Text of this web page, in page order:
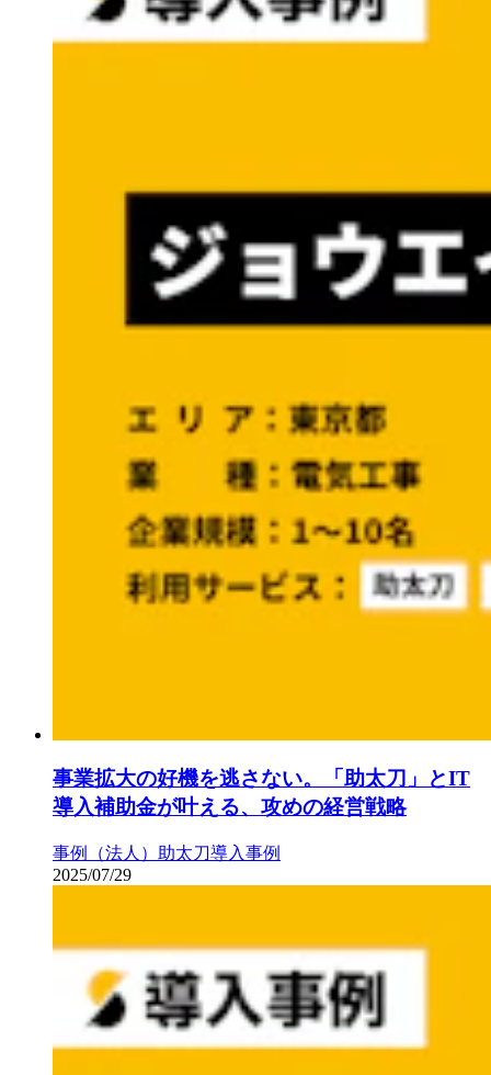
事業拡大の好機を逃さない。「助太刀」とIT
導入補助金が叶える、攻めの経営戦略
事例（法人）
助太刀導入事例
2025/07/29